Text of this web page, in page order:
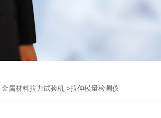
金属材料拉力试验机 >拉伸模量检测仪